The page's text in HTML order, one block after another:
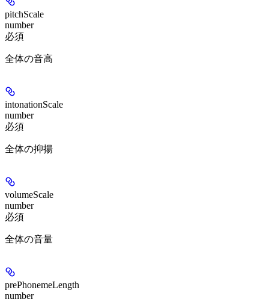
pitchScale
number
必須
全体の音高
intonationScale
number
必須
全体の抑揚
volumeScale
number
必須
全体の音量
prePhonemeLength
number